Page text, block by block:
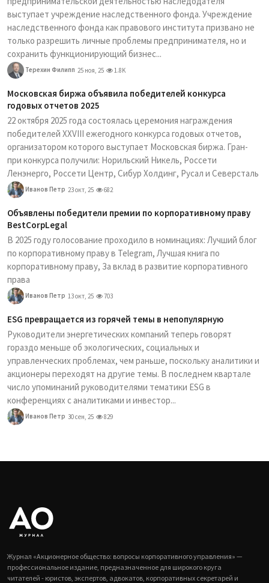
выступает учреждение наследственного фонда. Учреждение
наследственного фонда как правового института призвано не
только разрешить личные проблемы предпринимателя, но и
сохранить функционирующий бизнес...
Терехин Филипп 25 ноя, 25 1.8K
Московская биржа объявила победителей конкурса
годовых отчетов 2025
22 октября 2025 года состоялась церемония награждения
победителей XXVIII ежегодного конкурса годовых отчетов,
организатором которого выступает Московская биржа. Гран-
при конкурса получили: Норильский Никель, Россети
Ленэнерго, Россети Центр, Сибур Холдинг, Русал и Северсталь
Иванов Петр 23 окт, 25 682
Объявлены победители премии по корпоративному праву
BestCorpLegal
В 2025 году голосование проходило в номинациях: Лучший блог
по корпоративному праву в Telegram, Лучшая книга по
корпоративному праву, За вклад в развитие корпоративного
права
Иванов Петр 13 окт, 25 703
ESG превращается из горячей темы в непопулярную
Руководители энергетических компаний теперь говорят
гораздо меньше об экологических, социальных и
управленческих проблемах, чем раньше, поскольку аналитики и
акционеры переходят на другие темы. В последнем квартале
число упоминаний руководителями тематики ESG в
конференциях с аналитиками и инвестор...
Иванов Петр 30 сен, 25 829
Журнал «Акционерное общество: вопросы корпоративного управления» —
профессиональное издание, предназначенное для широкого круга
читателей - юристов, экспертов, адвокатов, корпоративных секретарей и